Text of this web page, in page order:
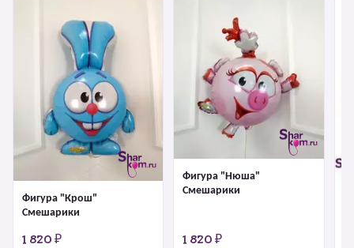
Фигура "Крош"
Смешарики
1 820 ₽
Фигура "Нюша"
Смешарики
1 820 ₽